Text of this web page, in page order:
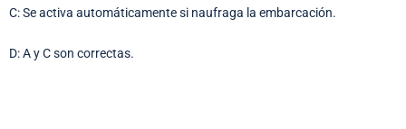
C: Se activa automáticamente si naufraga la embarcación.
D: A y C son correctas.